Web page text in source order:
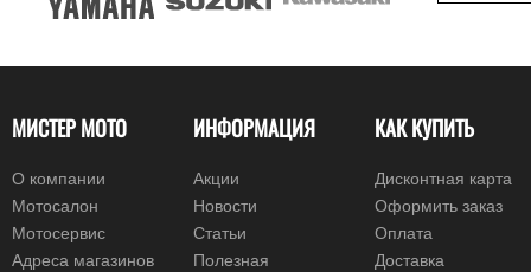
МИСТЕР МОТО
О компании
Мотосалон
Мотосервис
Адреса магазинов
ИНФОРМАЦИЯ
Акции
Новости
Статьи
Полезная
КАК КУПИТЬ
Дисконтная карта
Оформить заказ
Оплата
Доставка